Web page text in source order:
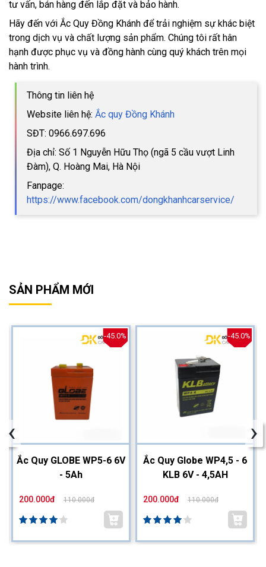
tư vấn, bán hàng đến lắp đặt và bảo hành.
Hãy đến với Ắc Quy Đồng Khánh để trải nghiệm sự khác biệt
trong dịch vụ và chất lượng sản phẩm. Chúng tôi rất hân
hạnh được phục vụ và đồng hành cùng quý khách trên mọi
hành trình.
Thông tin liên hệ
Website liên hệ: Ắc quy Đồng Khánh
SĐT: 0966.697.696
Địa chỉ: Số 1 Nguyễn Hữu Thọ (ngã 5 cầu vượt Linh
Đàm), Q. Hoàng Mai, Hà Nội
Fanpage:
https://www.facebook.com/dongkhanhcarservice/
SẢN PHẨM MỚI
-45.0%
Ắc Quy GLOBE WP5-6 6V
- 5Ah
200.000đ 110.000đ
-45.0%
Ắc Quy Globe WP4,5 - 6
KLB 6V - 4,5AH
200.000đ 110.000đ
‹ ›